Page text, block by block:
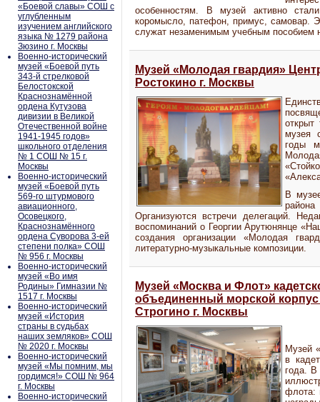
«Боевой славы» СОШ с
углубленным
изучением английского
языка № 1279 района
Зюзино г. Москвы
Военно-исторический
музей «Боевой путь
343-й стрелковой
Белостокской
Краснознамённой
ордена Кутузова
дивизии в Великой
Отечественной войне
1941-1945 годов»
школьного отделения
№ 1 СОШ № 15 г.
Москвы
Военно-исторический
музей «Боевой путь
569-го штурмового
авиационного,
Осовецкого,
Краснознамённого
ордена Суворова 3-ей
степени полка» СОШ
№ 956 г. Москвы
Военно-исторический
музей «Во имя
Родины» Гимназии №
1517 г. Москвы
Военно-исторический
музей «История
страны в судьбах
наших земляков» СОШ
№ 2020 г. Москвы
Военно-исторический
музей «Мы помним, мы
гордимся!» СОШ № 964
г. Москвы
Военно-исторический
особенностям. В музей активно
коромысло, патефон, примус, самовар.
служат незаменимым учебным пособием
Музей «Молодая гвардия»
Ростокино г. Москвы
открыт
музея
годы
В
Организуются встречи делегаций.
воспоминаний о Георгии Арутюнянце
создания организации «Молодая
литературно-музыкальные композиции.
Музей «Москва и Флот»
объединенный морской
Строгино г. Москвы
Музей
в
года. В
флота: